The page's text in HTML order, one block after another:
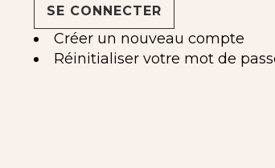
Créer un nouveau compte
Réinitialiser votre mot de